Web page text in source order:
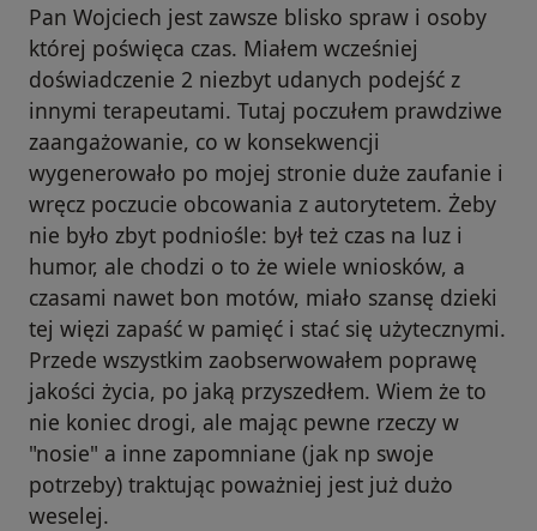
Pan Wojciech jest zawsze blisko spraw i osoby
której poświęca czas. Miałem wcześniej
doświadczenie 2 niezbyt udanych podejść z
innymi terapeutami. Tutaj poczułem prawdziwe
zaangażowanie, co w konsekwencji
wygenerowało po mojej stronie duże zaufanie i
wręcz poczucie obcowania z autorytetem. Żeby
nie było zbyt podniośle: był też czas na luz i
humor, ale chodzi o to że wiele wniosków, a
czasami nawet bon motów, miało szansę dzieki
tej więzi zapaść w pamięć i stać się użytecznymi.
Przede wszystkim zaobserwowałem poprawę
jakości życia, po jaką przyszedłem. Wiem że to
nie koniec drogi, ale mając pewne rzeczy w
"nosie" a inne zapomniane (jak np swoje
potrzeby) traktując poważniej jest już dużo
weselej.